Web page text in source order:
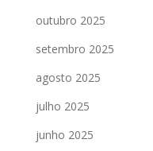
outubro 2025
setembro 2025
agosto 2025
julho 2025
junho 2025